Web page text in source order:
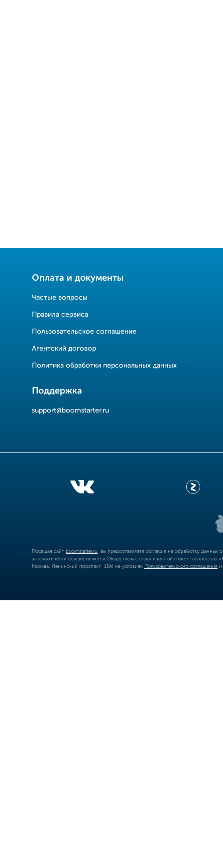
Оплата и документы
Частые вопросы
Правила сервиса
Пользовательское соглашение
Агентский договор
Политика обработки персональных данных
Поддержка
support@boomstarter.ru
Посещая сайт boomstarter.ru , вы предоставляете согласие на обработку
автоматически осуществляется Обществом с ограниченной
Москва, Ленинский проспект, 15А) на условиях Пользовательского соглашения и